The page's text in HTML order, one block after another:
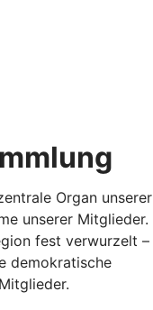
Organ unserer
unserer Mitglieder.
fest verwurzelt –
demokratische